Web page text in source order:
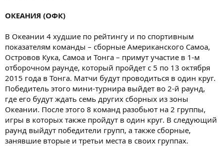
ОКЕАНИЯ (ОФК)
В Океании 4 худшие по рейтингу и по спортивным
показателям команды – сборные Американского Самоа,
Островов Кука, Самоа и Тонга – примут участие в 1-м
отборочном раунде, который пройдет с 5 по 13 октября
2015 года в Тонга. Матчи будут проводиться в один круг.
Победитель этого мини-турнира выйдет во 2-й раунд,
где его будут ждать семь других сборных из зоны
Океании. После этого 8 команд разобьют на 2 группы,
игры в которых также пройдут в один круг. В следующий
раунд выйдут победители групп, а также сборные,
занявшие вторые и третьи места в своих группах.